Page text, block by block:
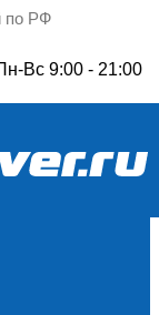
по РФ
Вс 9:00 - 21:00